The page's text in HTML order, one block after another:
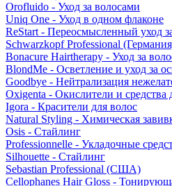
Orofluido - Уход за волосами
Uniq One - Уход в одном флаконе
ReStart - Переосмысленный уход
Schwarzkopf Professional
Bonacure Hairtherapy - Уход за
BlondMe - Осветление и уход за
Goodbye - Нейтрализация
Oxigenta - Окислители и средства
Igora - Красители для волос
Natural Styling - Химическая
Osis - Стайлинг
Professionnelle - Укладочные
Silhouette - Стайлинг
Sebastian Professional (США)
Cellophanes Hair Gloss -